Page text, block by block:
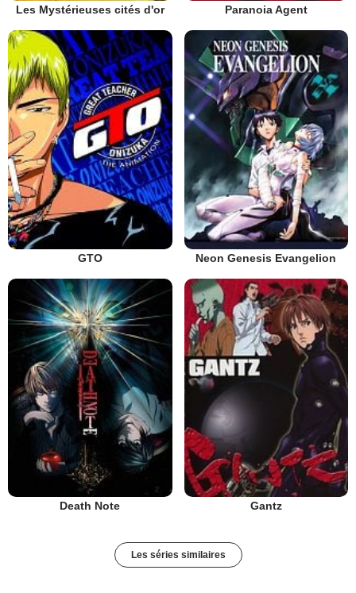
Les Mystérieuses cités d'or Paranoia Agent
GTO Neon Genesis Evangelion
Death Note Gantz
Les séries similaires